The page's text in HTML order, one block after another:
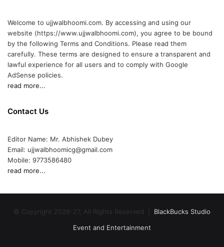
Welcome to ujjwalbhoomi.com. By accessing and using our
website (https://www.ujjwalbhoomi.com), you agree to be bound
by the following Terms and Conditions. Please read them
carefully. These terms are designed to ensure a transparent and
lawful experience for all users and to comply with Google
AdSense policies.
read more...
Contact Us
Editor Name: Mr. Abhishek Dubey
Email: ujjwalbhoomicg@gmail.com
Mobile: 9773586480
read more...
© Copyright 2026-27, All Rights Reserved | BlackBucks Studio
Event and Entertainment